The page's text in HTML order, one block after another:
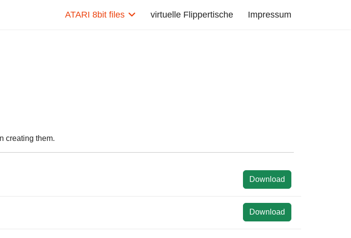
ATARI 8bit files virtuelle Flippertische Impressum
creating them.
Download
Download